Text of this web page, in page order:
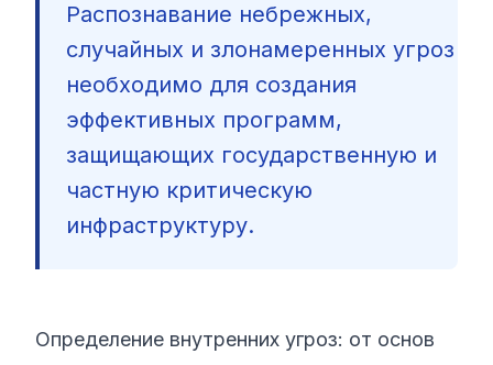
🇷🇺
© 2026 Кибер‑буткемп 8200
Распознавание небрежных,
случайных и злонамеренных угроз
необходимо для создания
эффективных программ,
защищающих государственную и
частную критическую
инфраструктуру.
Определение внутренних угроз: от основ